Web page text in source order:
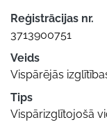
Reģistrācijas nr.
3713900751
Veids
Vispārējās
Tips
Vispārizglītojošā